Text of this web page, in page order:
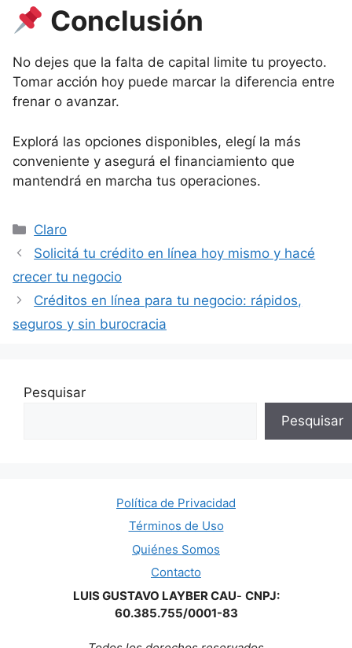
Conclusión
No dejes que la falta de capital limite tu proyecto.
Tomar acción hoy puede marcar la diferencia entre
frenar o avanzar.
Explorá las opciones disponibles, elegí la más
conveniente y asegurá el financiamiento que
mantendrá en marcha tus operaciones.
Categorías
Claro
Solicitá tu crédito en línea hoy mismo y hacé
crecer tu negocio
Créditos en línea para tu negocio: rápidos,
seguros y sin burocracia
Pesquisar
Pesquisar
Política de Privacidad
Términos de Uso
Quiénes Somos
Contacto
LUIS GUSTAVO LAYBER CAU- CNPJ:
60.385.755/0001-83